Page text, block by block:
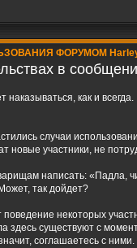
ФОРУМОМ
в
как и всегда.
случаи
новые участники, не
написать: «Падла,
так дойдет?
поведение некоторых
здесь существуют с
соглашаетесь с ними.